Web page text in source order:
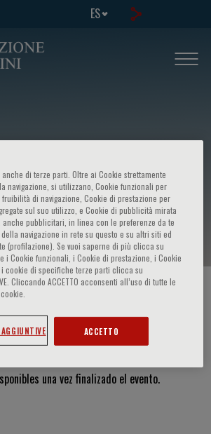
ES
of Genetic Medicine
and cultural
Y EVENTOS
una vez finalizado el evento.
di terze parti. Oltre ai Cookie strettamente
navigazione, si utilizzano, Cookie funzionali per
di navigazione, Cookie di prestazione per
sul suo utilizzo, e Cookie di pubblicità mirata
pubblicitari, in linea con le preferenze da te
navigazione in rete su questo e su altri siti ed
(profilazione). Se vuoi saperne di più clicca su
i Cookie funzionali, i Cookie di prestazione, i Cookie
cookie di specifiche terze parti clicca su
Cliccando ACCETTO acconsenti all’uso di tutte le
ACCETTO